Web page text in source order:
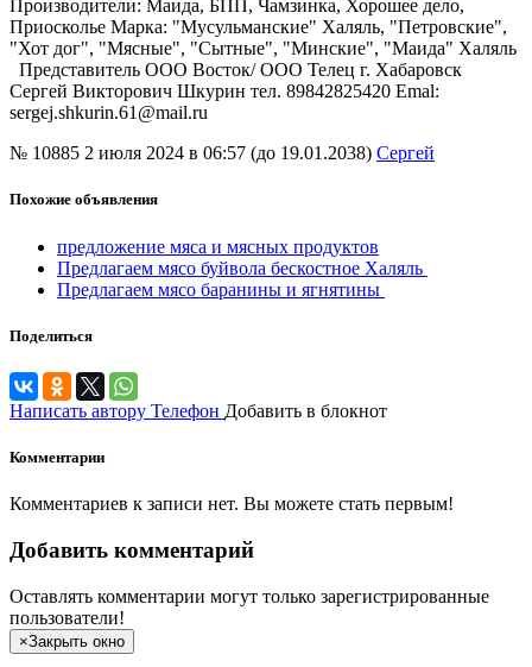
Производители: Маида, БПП, Чамзинка, Хорошее дело,
Приосколье Марка: "Мусульманские" Халяль, "Петровские",
"Хот дог", "Мясные", "Сытные", "Минские", "Маида" Халяль
Представитель ООО Восток/ ООО Телец г. Хабаровск
Сергей Викторович Шкурин тел. 89842825420 Emal:
sergej.shkurin.61@mail.ru
№ 10885 2 июля 2024 в 06:57 (до 19.01.2038) Сергей
Похожие объявления
предложение мяса и мясных продуктов
Предлагаем мясо буйвола бескостное Халяль
Предлагаем мясо баранины и ягнятины
Поделиться
Написать автору Телефон Добавить в блокнот
Комментарии
Комментариев к записи нет. Вы можете стать первым!
Добавить комментарий
Оставлять комментарии могут только зарегистрированные
пользователи!
×Закрыть окно